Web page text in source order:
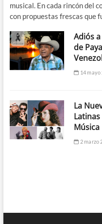
musical. En cada rincón del
con propuestas frescas que
Adiós
de
14 mayo
La
Música
2 marzo